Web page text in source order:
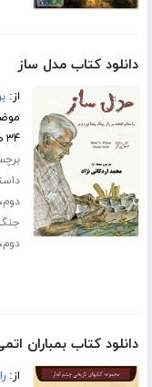
دانلود کتاب مدل ساز
از:
۳۴ صفحه
دوم
دوم
دانلود کتاب بمباران
از: